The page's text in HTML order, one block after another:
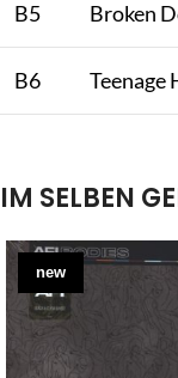
B5 Broken
B6 Teenage
IM SELBEN
new